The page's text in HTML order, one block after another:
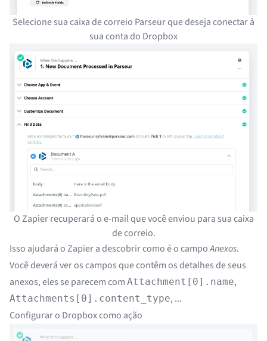
Selecione sua caixa de correio Parseur que deseja conectar à
sua conta do Dropbox
O Zapier recuperará o e-mail que você enviou para sua caixa
de correio.
Isso ajudará o Zapier a descobrir como é o campoAnexos.
Você deverá ver os campos que contêm os detalhes de seus
anexos, eles se parecem com Attachment[0].name,
Attachments[0].content_type, ...
Configurar o Dropbox como ação